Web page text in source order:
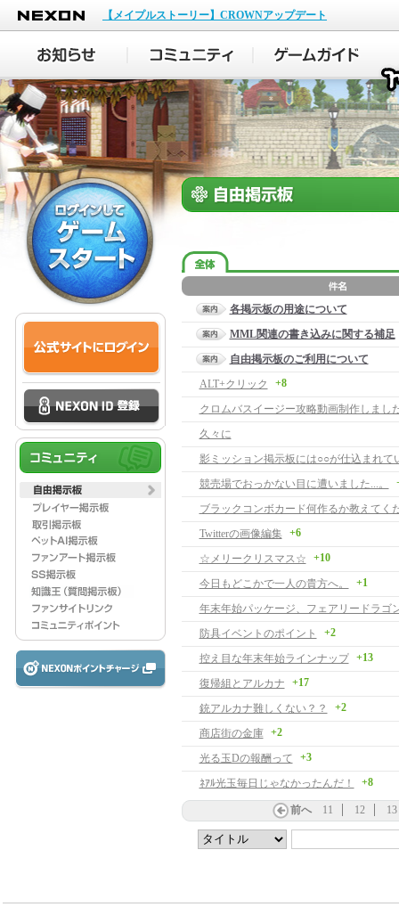
NEXON
【メイプルストーリー】CROWNアップデート
各掲示板の用途について
MML関連の書き込みに関する補足
自由掲示板のご利用について
ALT+クリック
+8
クロムバスイージー攻略動画制作しまし
久々に
影ミッション掲示板には○○が仕込まれて
競売場でおっかない目に遭いました...。
ブラックコンボカード何作るか教えてく
Twitterの画像編集
+6
☆メリークリスマス☆ +10
今日もどこかで一人の貴方へ。 +1
年末年始パッケージ、フェアリードラゴ
防具イベントのポイント
+2
控え目な年末年始ラインナップ +13
復帰組とアルカナ +17
銃アルカナ難しくない？？ +2
商店街の金庫 +2
光る玉Dの報酬って +3
ﾈｱﾙ光玉毎日じゃなかったんだ！ +8
前へ 11 12 13